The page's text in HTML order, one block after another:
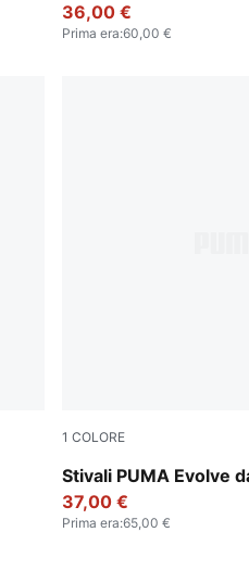
36,00 €
Prima era:60,00 €
1 COLORE
Stivali PUMA Evolve
PUMA Olive-PUMA
37,00 €
Prima era:65,00 €